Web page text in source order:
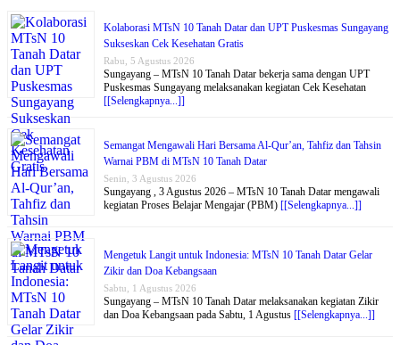
Kolaborasi MTsN 10 Tanah Datar dan UPT Puskesmas Sungayang
Sukseskan Cek Kesehatan Gratis
Rabu, 5 Agustus 2026
Sungayang – MTsN 10 Tanah Datar bekerja sama dengan UPT
Puskesmas Sungayang melaksanakan kegiatan Cek Kesehatan
[[Selengkapnya...]]
Semangat Mengawali Hari Bersama Al-Qur’an, Tahfiz dan Tahsin
Warnai PBM di MTsN 10 Tanah Datar
Senin, 3 Agustus 2026
Sungayang , 3 Agustus 2026 – MTsN 10 Tanah Datar mengawali
kegiatan Proses Belajar Mengajar (PBM) [[Selengkapnya...]]
Mengetuk Langit untuk Indonesia: MTsN 10 Tanah Datar Gelar
Zikir dan Doa Kebangsaan
Sabtu, 1 Agustus 2026
Sungayang – MTsN 10 Tanah Datar melaksanakan kegiatan Zikir
dan Doa Kebangsaan pada Sabtu, 1 Agustus [[Selengkapnya...]]